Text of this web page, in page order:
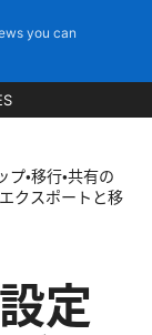
you can
・移行・共有の
クスポートと移
定